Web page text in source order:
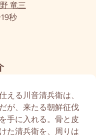
竜三
秒
える川音清兵衛は、
が、来たる朝鮮征伐
手に入れる。骨と皮
た清兵衛を、周りは